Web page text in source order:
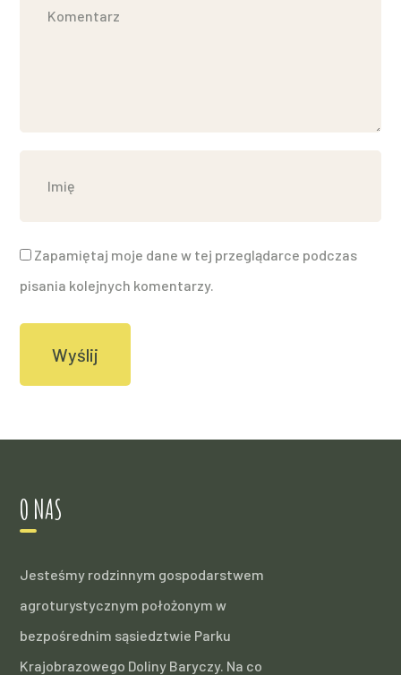
Zapamiętaj moje dane w tej przeglądarce podczas
pisania kolejnych komentarzy.
O NAS
Jesteśmy rodzinnym gospodarstwem
agroturystycznym położonym w
bezpośrednim sąsiedztwie Parku
Krajobrazowego Doliny Baryczy. Na co